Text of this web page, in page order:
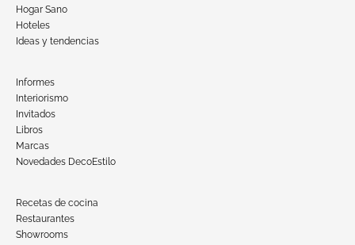
Hogar Sano
Hoteles
Ideas y tendencias
Informes
Interiorismo
Invitados
Libros
Marcas
Novedades DecoEstilo
Recetas de cocina
Restaurantes
Showrooms